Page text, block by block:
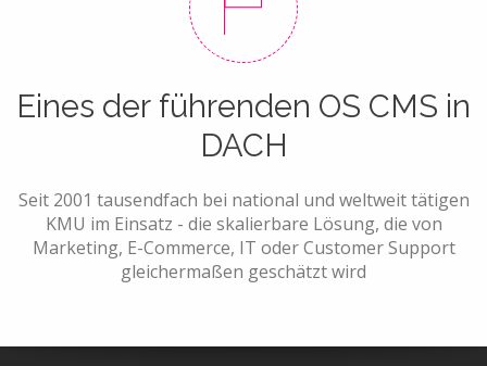
Eines der führenden OS CMS in
DACH
Seit 2001 tausendfach bei national und weltweit tätigen
KMU im Einsatz - die skalierbare Lösung, die von
Marketing, E-Commerce, IT oder Customer Support
gleichermaßen geschätzt wird